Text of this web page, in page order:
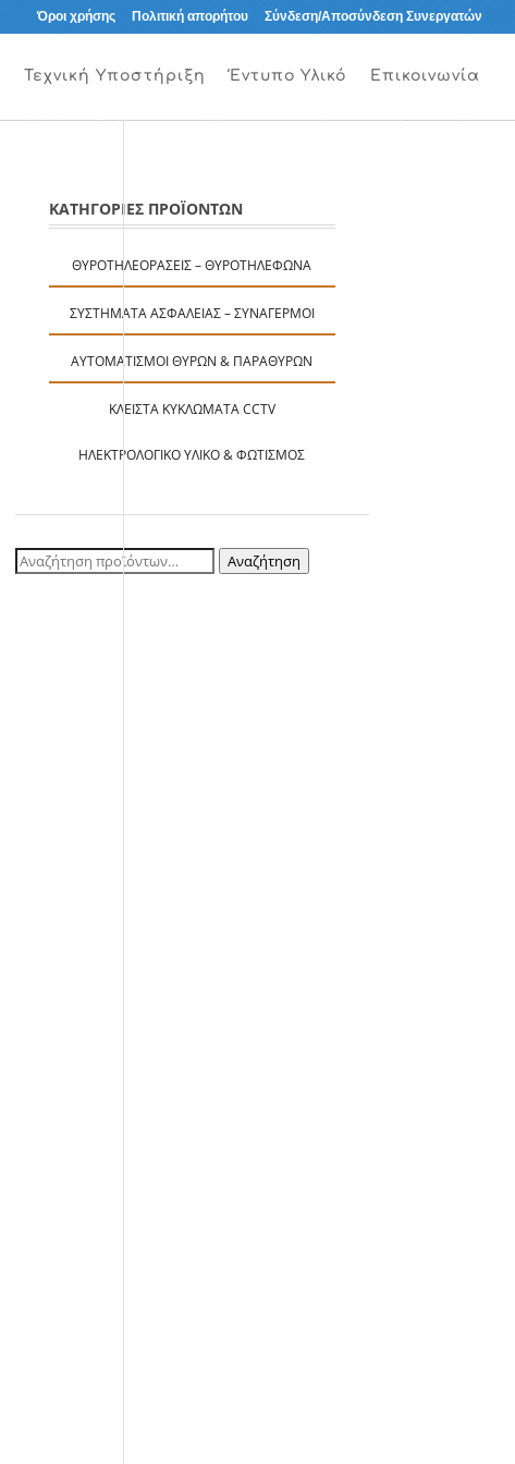
Όροι χρήσης Πολιτική απορήτου Σύνδεση/Αποσύνδεση Συνεργατών
Τεχνική Υποστήριξη Έντυπο Υλικό Επικοινωνία
ΚΑΤΗΓΟΡΙΕΣ ΠΡΟΪΟΝΤΩΝ
ΘΥΡΟΤΗΛΕΟΡΆΣΕΙΣ – ΘΥΡΟΤΗΛΈΦΩΝΑ
ΣΥΣΤΉΜΑΤΑ ΑΣΦΑΛΕΊΑΣ – ΣΥΝΑΓΕΡΜΟΊ
ΑΥΤΟΜΑΤΙΣΜΟΊ ΘΥΡΏΝ & ΠΑΡΑΘΎΡΩΝ
ΚΛΕΙΣΤΆ ΚΥΚΛΏΜΑΤΑ CCTV
ΗΛΕΚΤΡΟΛΟΓΙΚΌ ΥΛΙΚΌ & ΦΩΤΙΣΜΌΣ
Αναζήτηση
Αναζήτηση